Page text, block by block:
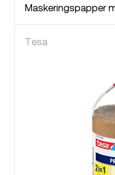
Maskeringspapper
Tesa